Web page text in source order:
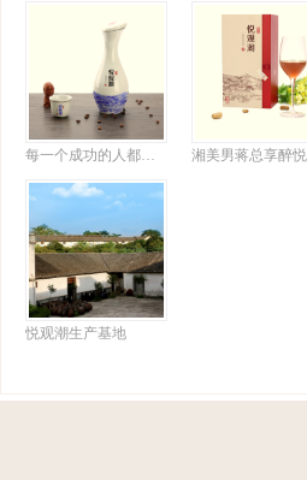
每一个成功的人都有自己的悦观潮情怀
悦观潮生产基地